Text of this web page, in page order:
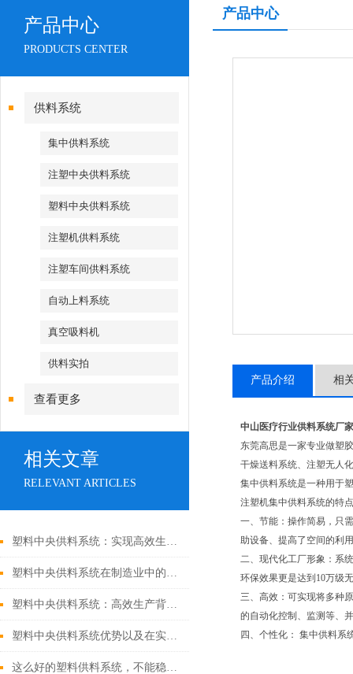
产品中心
PRODUCTS CENTER
供料系统
集中供料系统
注塑中央供料系统
塑料中央供料系统
注塑机供料系统
注塑车间供料系统
自动上料系统
真空吸料机
供料实拍
查看更多
相关文章
RELEVANT ARTICLES
塑料中央供料系统：实现高效生产的创新解决方案
塑料中央供料系统在制造业中的革命性作用
塑料中央供料系统：高效生产背后的*动力
塑料中央供料系统优势以及在实际应用中的作用
这么好的塑料供料系统，不能稳定运行真是亏了
产品中心
产品介绍 相
中山医疗行业供料系统厂家
东莞高思是一家专业做塑
干燥送料系统、注塑无人
集中供料系统是一种用于
注塑机集中供料系统的特
一、节能：操作简易，只
助设备、提高了空间的利
二、现代化工厂形象：系
环保效果更是达到10万级
三、高效：可实现将多种
的自动化控制、监测等、
四、个性化： 集中供料系